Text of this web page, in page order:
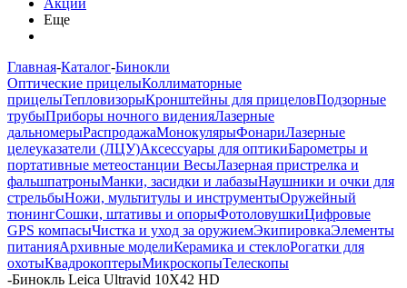
Акции
Еще
Главная-Каталог-Бинокли
Оптические прицелыКоллиматорные
прицелыТепловизорыКронштейны для прицеловПодзорные
трубыПриборы ночного виденияЛазерные
дальномерыРаспродажаМонокулярыФонариЛазерные
целеуказатели (ЛЦУ)Аксессуары для оптикиБарометры и
портативные метеостанции ВесыЛазерная пристрелка и
фальшпатроныМанки, засидки и лабазыНаушники и очки для
стрельбыНожи, мультитулы и инструментыОружейный
тюнингСошки, штативы и опорыФотоловушкиЦифровые
GPS компасыЧистка и уход за оружиемЭкипировкаЭлементы
питанияАрхивные моделиКерамика и стеклоРогатки для
охотыКвадрокоптерыМикроскопыТелескопы
-Бинокль Leica Ultravid 10X42 HD